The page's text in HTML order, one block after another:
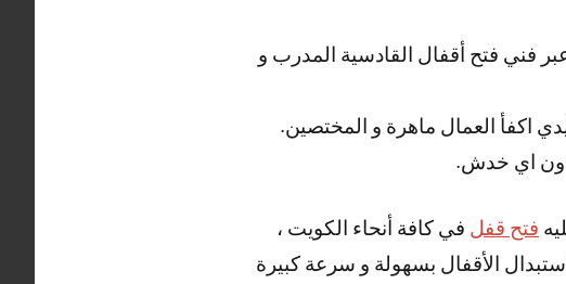
فني فتح أقفال القادسية المدرب و
اكفأ العمال ماهرة و المختصين.
اي خدش.
فتح قفل في كافة أنحاء الكويت ،
الأقفال بسهولة و سرعة كبيرة